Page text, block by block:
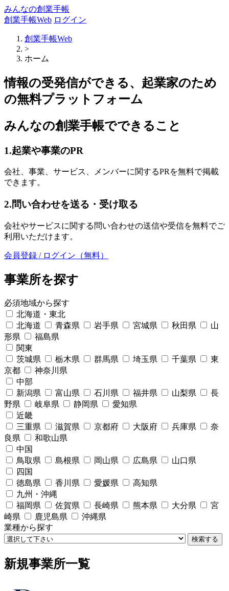
みんなの創業手帳
創業手帳Web ログイン
創業手帳Web
>
ホーム
情報の受発信ができる、起業家のため
の無料プラットフォーム
みんなの創業手帳でできること
1.起業や事業のPR
会社、事業、サービス、メンバーに関するPRを無料で掲載
できます。
2.問い合わせを送る・受け取る
会社やサービスに関する問い合わせの送信や受信を無料でご
利用いただけます。
会員登録 / ログイン（無料）
事業所を探す
必須地域から探す
北海道・東北
北海道
青森県 岩手県 宮城県 秋田県
山
形県
福島県
関東
茨城県
栃木県 群馬県 埼玉県 千葉県
東
京都
神奈川県
中部
新潟県
富山県 石川県 福井県 山梨県
長
野県
岐阜県 静岡県
愛知県
近畿
三重県
滋賀県 京都府 大阪府 兵庫県
奈
良県
和歌山県
中国
鳥取県
島根県 岡山県 広島県
山口県
四国
徳島県
香川県 愛媛県
高知県
九州・沖縄
福岡県
佐賀県 長崎県 熊本県 大分県
宮
崎県
鹿児島県
沖縄県
業種から探す
検索する
新規事業所一覧